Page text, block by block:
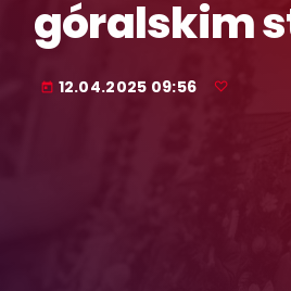
góralskim
today 12.04.2025 09:56